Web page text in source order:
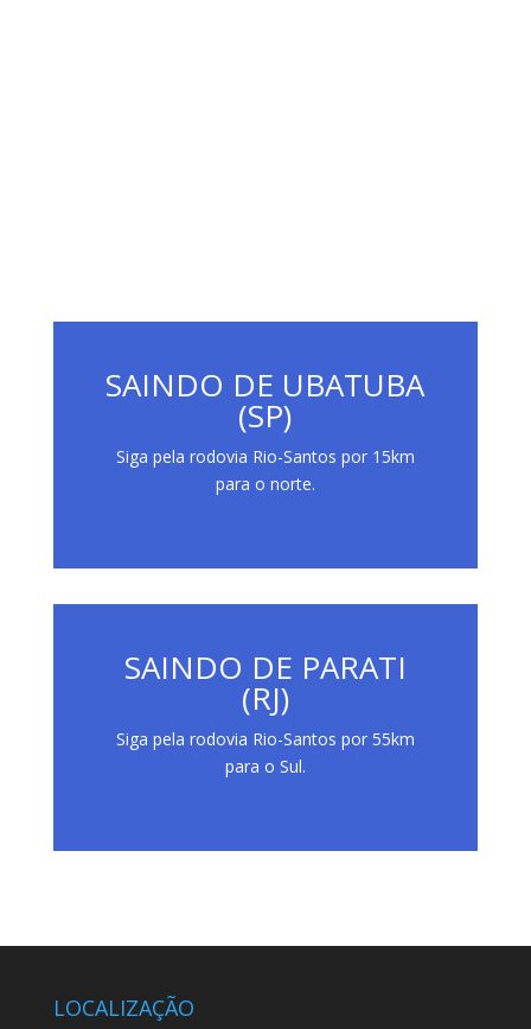
SAINDO DE UBATUBA
(SP)
Siga pela rodovia Rio-Santos por 15km
para o norte.
SAINDO DE PARATI
(RJ)
Siga pela rodovia Rio-Santos por 55km
para o Sul.
LOCALIZAÇÃO